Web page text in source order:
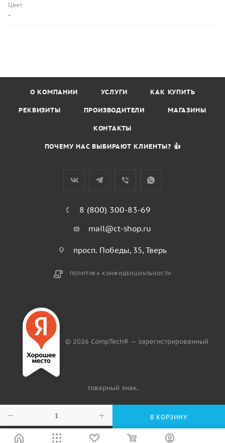
В КОРЗИНУ
Цвет
-
О КОМПАНИИ УСЛУГИ КАК КУПИТЬ
РЕКВИЗИТЫ ПРОИЗВОДИТЕЛИ МАГАЗИНЫ
КОНТАКТЫ
ПОЧЕМУ НАС ВЫБИРАЮТ КЛИЕНТЫ? 👍
8 (800) 300-83-69
mail@ct-shop.ru
просп. Победы, 35, Тверь
ПОЛИТИКА КОНФИДЕНЦИАЛЬНОСТИ
© 2026 CompTech® — зарегистрированный
товарный знак.